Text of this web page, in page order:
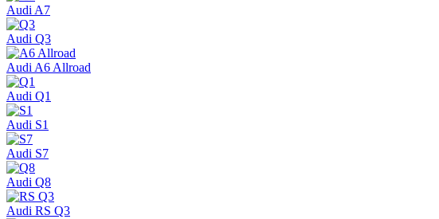
Audi A7
Audi Q3
Audi A6 Allroad
Audi Q1
Audi S1
Audi S7
Audi Q8
Audi RS Q3